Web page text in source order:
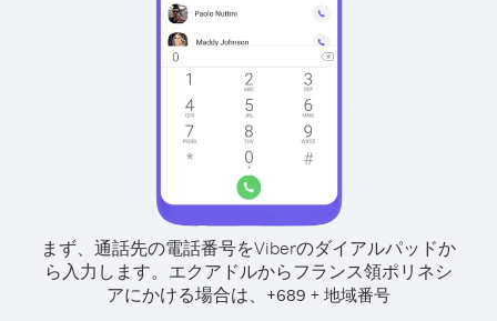
まず、通話先の電話番号をViberのダイアルパッドか
ら入力します。 エクアドルからフランス領ポリネシ
アにかける場合は、 +689 + 地域番号